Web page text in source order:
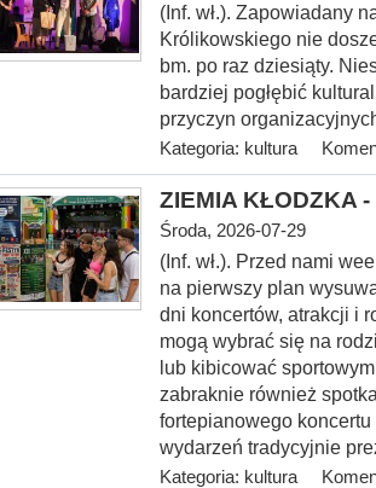
(Inf. wł.). Zapowiadany
Królikowskiego nie
bm. po raz dziesiąty.
bardziej pogłębić
przyczyn
Kategoria: kultura
ZIEMIA KŁODZKA
Środa, 2026-07-29
(Inf. wł.). Przed nami
na pierwszy plan
dni koncertów, atrakcji i
mogą wybrać się na
lub kibicować
zabraknie również
fortepianowego
wydarzeń tradycyjnie
Kategoria: kultura